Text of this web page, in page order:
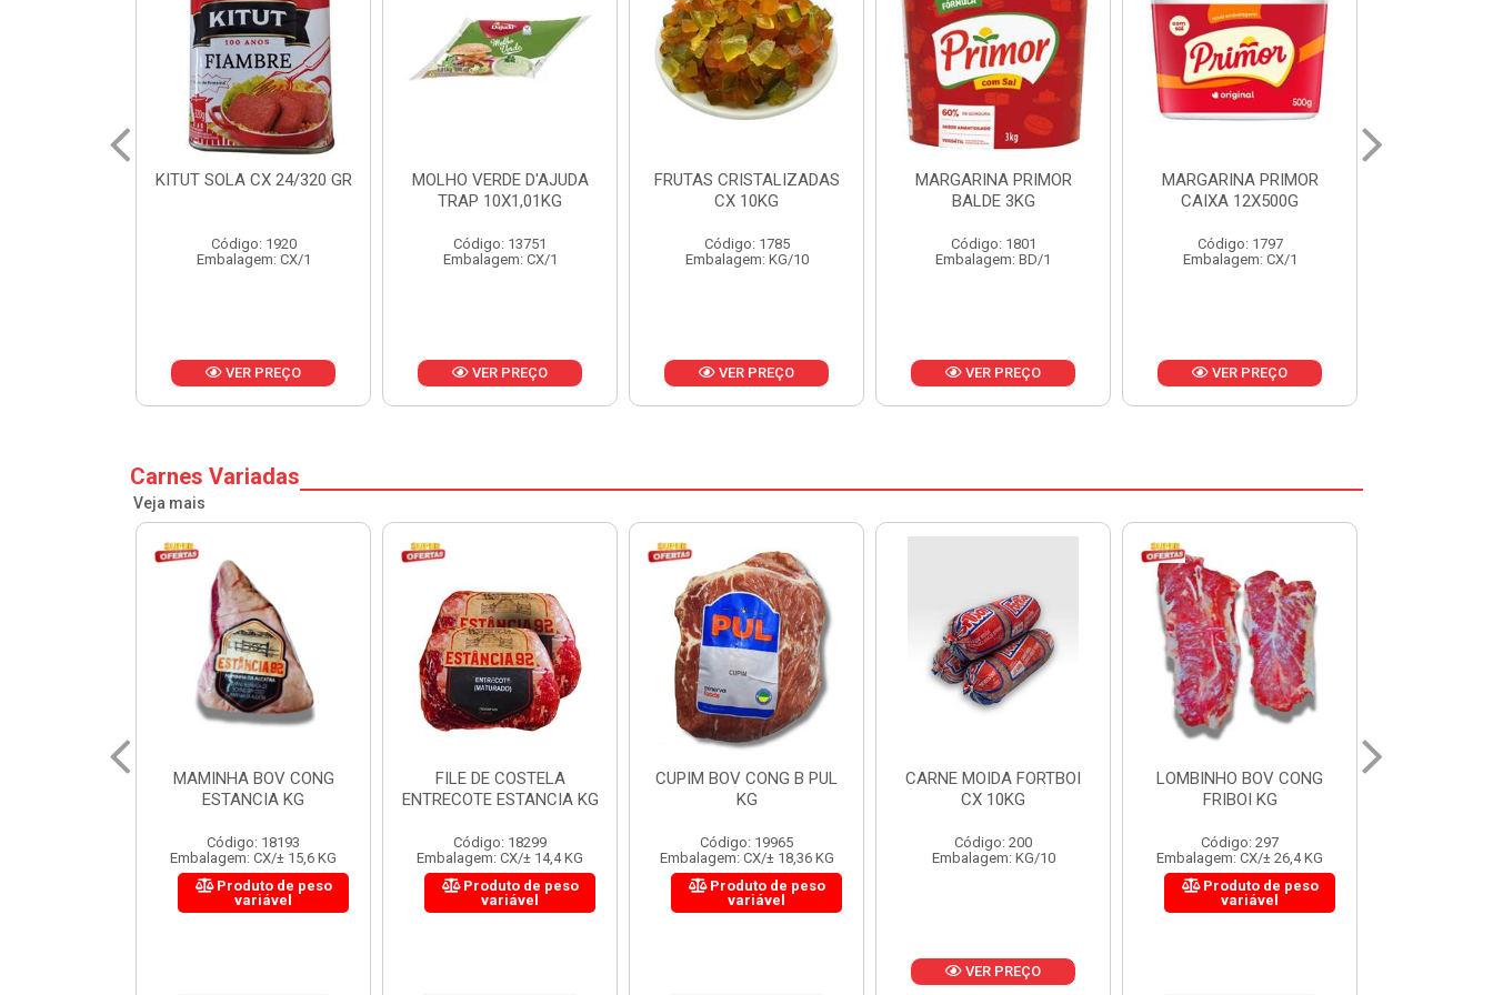
MOLHO VERDE D'AJUDA
Código: 13751
Embalagem: CX/1
VER PREÇO
FRUTAS CRISTALIZADAS
CX 10KG
Código: 1785
Embalagem: KG/10
VER PREÇO
MARGARINA PRIMOR
BALDE 3KG
Código: 1801
Embalagem: BD/1
VER PREÇO
MARGARINA PRIMOR
CAIXA 12X500G
Código: 1797
Embalagem: CX/1
VER PREÇO
MARGARINA PRIMOR CX
24X250G
Código: 1921
Embalagem: CX/1
VER PREÇO
Carnes Variadas
Veja mais
FILE DE COSTELA
ENTRECOTE ESTANCIA KG
Código: 18299
Embalagem: CX/± 14,4 KG
Produto de peso
variável
CUPIM BOV CONG B PUL
KG
Código: 19965
Embalagem: CX/± 18,36 KG
Produto de peso
variável
CARNE MOIDA FORTBOI
CX 10KG
Código: 200
Embalagem: KG/10
LOMBINHO BOV CONG
FRIBOI KG
Código: 297
Embalagem: CX/± 26,4 KG
FIGADO BOV CONG FRIBOI
KG
Código: 222
Embalagem: CX/± 30,12 KG
Produto de peso
variável